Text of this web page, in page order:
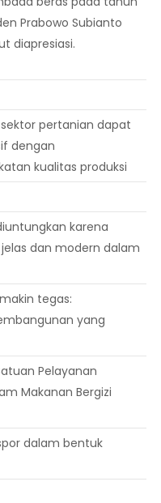
Prabowo Subianto
diapresiasi.
pertanian dapat
dengan
kualitas produksi
karena
dan modern dalam
tegas:
yang
Pelayanan
Makanan Bergizi
dalam bentuk